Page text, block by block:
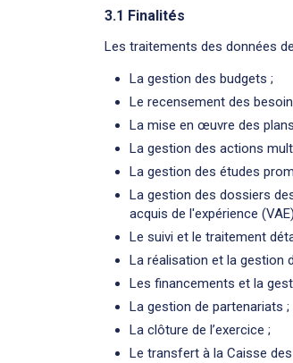
3.1 Finalités
Les traitements des données
La gestion des budgets ;
Le recensement des
La mise en œuvre des
La gestion des actions
La gestion des études
La gestion des dossiers
acquis de l'expérience
Le suivi et le traitement
La réalisation et la gestion
Les financements et la
La gestion de partenariats ;
La clôture de l’exercice ;
Le transfert à la Caisse